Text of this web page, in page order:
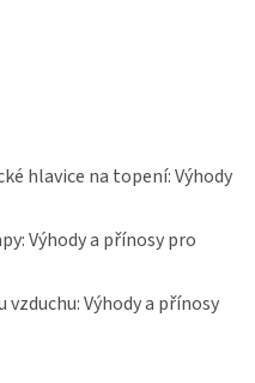
hlavice na topení: Výhody
Výhody a přínosy pro
Výhody a přínosy